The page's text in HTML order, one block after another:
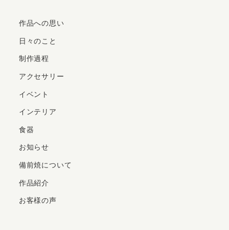
作品への思い
日々のこと
制作過程
アクセサリー
イベント
インテリア
食器
お知らせ
備前焼について
作品紹介
お客様の声